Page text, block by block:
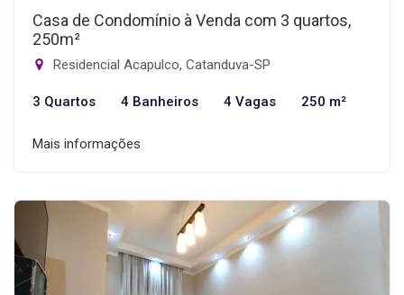
Casa de Condomínio à Venda com 3 quartos,
250m²
Residencial Acapulco, Catanduva-SP
3 Quartos 4 Banheiros 4 Vagas 250 m²
Mais informações